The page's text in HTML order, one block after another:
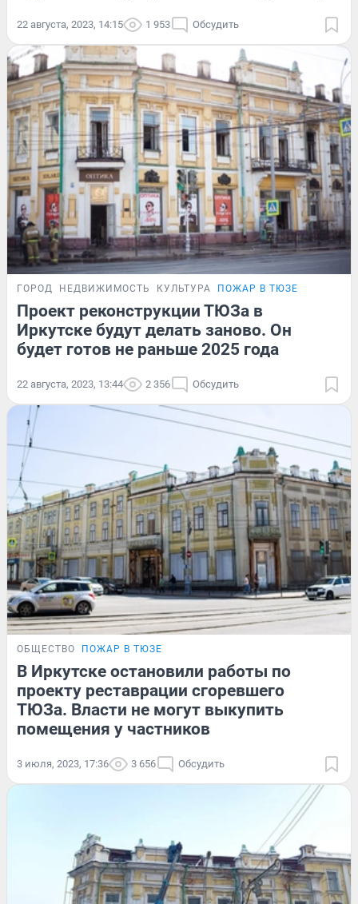
22 августа, 2023, 14:15 1 953 Обсудить
ГОРОД НЕДВИЖИМОСТЬ КУЛЬТУРА ПОЖАР В ТЮЗЕ
Проект реконструкции ТЮЗа в
Иркутске будут делать заново. Он
будет готов не раньше 2025 года
22 августа, 2023, 13:44 2 356 Обсудить
ОБЩЕСТВО ПОЖАР В ТЮЗЕ
В Иркутске остановили работы по
проекту реставрации сгоревшего
ТЮЗа. Власти не могут выкупить
помещения у частников
3 июля, 2023, 17:36 3 656 Обсудить